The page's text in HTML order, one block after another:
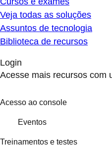
Veja todas as soluções
Assuntos de tecnologia
Biblioteca de recursos
Login
Acesse mais recursos com
Acesso ao console
Eventos
Treinamentos e testes